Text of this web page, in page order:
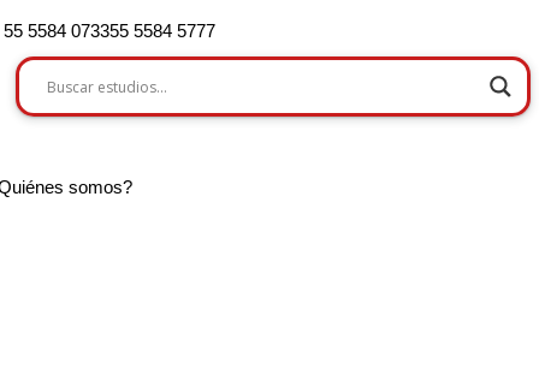
55 5584 073355 5584 5777
somos?